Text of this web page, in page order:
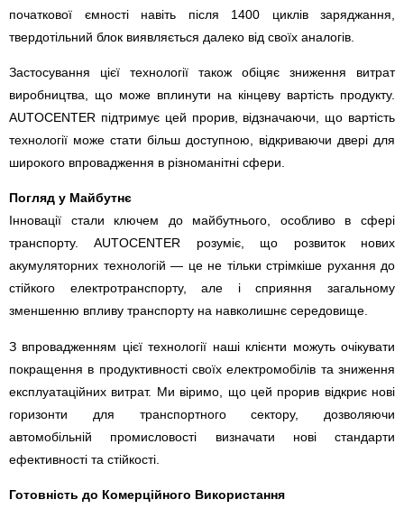
початкової ємності навіть після 1400 циклів заряджання,
твердотільний блок виявляється далеко від своїх аналогів.
Застосування цієї технології також обіцяє зниження витрат
виробництва, що може вплинути на кінцеву вартість продукту.
AUTOCENTER підтримує цей прорив, відзначаючи, що вартість
технології може стати більш доступною, відкриваючи двері для
широкого впровадження в різноманітні сфери.
Погляд у Майбутнє
Інновації стали ключем до майбутнього, особливо в сфері
транспорту. AUTOCENTER розуміє, що розвиток нових
акумуляторних технологій — це не тільки стрімкіше рухання до
стійкого електротранспорту, але і сприяння загальному
зменшенню впливу транспорту на навколишнє середовище.
З впровадженням цієї технології наші клієнти можуть очікувати
покращення в продуктивності своїх електромобілів та зниження
експлуатаційних витрат. Ми віримо, що цей прорив відкриє нові
горизонти для транспортного сектору, дозволяючи
автомобільній промисловості визначати нові стандарти
ефективності та стійкості.
Готовність до Комерційного Використання